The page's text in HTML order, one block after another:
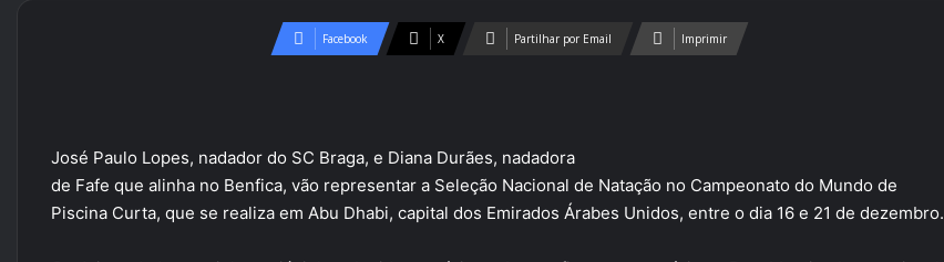
Facebook X Partilhar por Email Imprimir
José Paulo Lopes, nadador do SC Braga, e Diana Durães, nadadora
de Fafe que alinha no Benfica, vão representar a Seleção Nacional de Natação no Campeonato do Mundo de
Piscina Curta, que se realiza em Abu Dhabi, capital dos Emirados Árabes Unidos, entre o dia 16 e 21 de dezembro.